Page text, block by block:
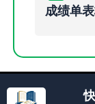
成绩单